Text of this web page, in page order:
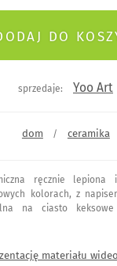
sprzedaje: Yoo Art
dom / ceramika
ręcznie lepiona
kolorach, z
na ciasto keksowe
materiału